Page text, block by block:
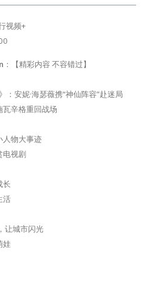
风行视频+
：【精彩内容 不容错过】
：安妮·海瑟薇携“神仙阵容”赴迷局
瓦辛格重回战场
人物大事迹
电视剧
长
活
让城市闪光
娃